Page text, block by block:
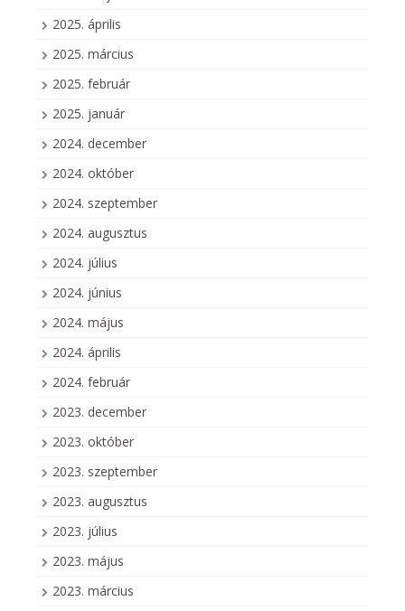
2025. április
2025. március
2025. február
2025. január
2024. december
2024. október
2024. szeptember
2024. augusztus
2024. július
2024. június
2024. május
2024. április
2024. február
2023. december
2023. október
2023. szeptember
2023. augusztus
2023. július
2023. május
2023. március